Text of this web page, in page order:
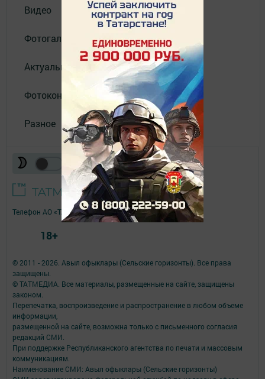
Видео
Фотогалереи
Актуальное видео
Фотоконкурс
Разное
© 2011 - 2026. Авыл офыклары (Сельские горизонты). Все права
защищены.
© ТАТМЕДИА. Все материалы, размещенные на сайте, защищены
законом.
Перепечатка, воспроизведение и распространение в любом объеме
информации,
размещенной на сайте, возможна только с письменного согласия
редакций СМИ.
При поддержке Республиканского агентства по печати и массовым
коммуникациям.
Наименование СМИ: Авыл офыклары (Сельские горизонты)
Телефон АО «ТАТМЕДИА»:(843) 222 09 84
18+